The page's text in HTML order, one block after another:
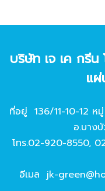
บริษัท เจ เค กรี
แ
ที่อยู่ 136/11-10-12 ห
อ.บาง
โทร.02-920-8550,
อีเมล jk-